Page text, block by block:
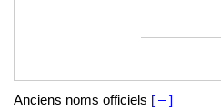
Anciens noms officiels [ – ]